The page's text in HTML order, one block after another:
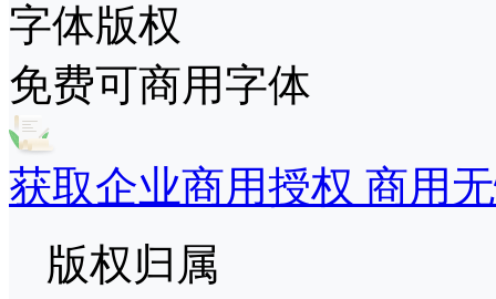
字体版权
免费可商用字体
获取企业商用授权 商用
版权归属